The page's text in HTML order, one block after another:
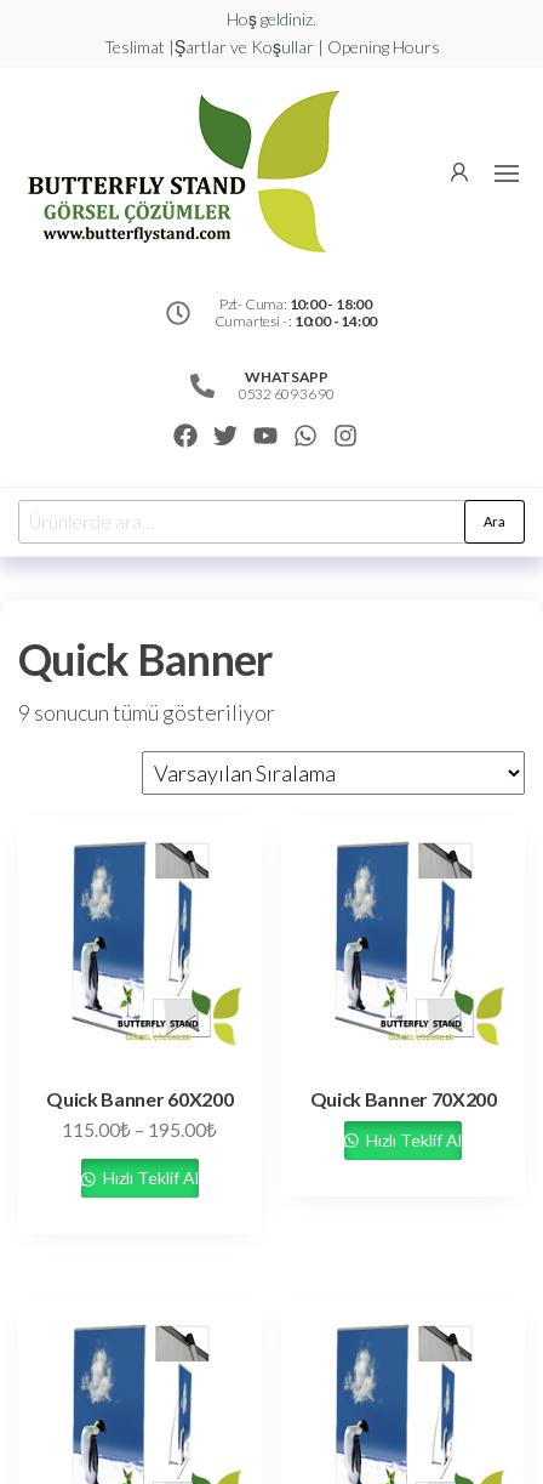
Hoş geldiniz.
Teslimat |Şartlar ve Koşullar | Opening Hours
Görsel
Pzt- Cuma: 10:00 - 18:00
Cumartesi - : 10:00 - 14:00
WHATSAPP
0532 609 36 90
Ara
Quick Banner
9 sonucun tümü gösteriliyor
Quick Banner 60X200
115.00₺ – 195.00₺
Hızlı Teklif Al
Quick Banner 70X200
Hızlı Teklif Al